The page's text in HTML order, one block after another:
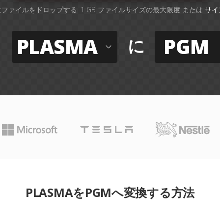
ァイルをドロップする. 1 GB ファイルサイズの最大限度 または サ
PLASMA に PGM
PLASMAをPGMへ変換する方法